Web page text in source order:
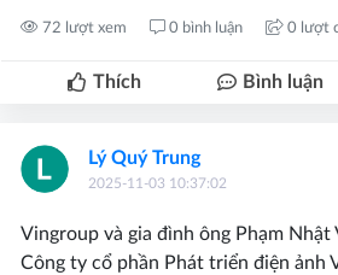
72 lượt xem 0 bình luận 0 lượt
Thích Bình luận
Lý Quý Trung
2025-11-03 10:37:02
Vingroup và gia đình ông Phạm
Công ty cổ phần Phát triển điện ảnh